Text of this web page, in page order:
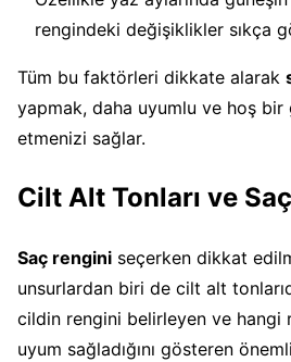
rengindeki değişiklikler sıkça
Tüm bu faktörleri dikkate alarak
yapmak, daha uyumlu ve hoş bir
etmenizi sağlar.
Cilt Alt Tonları ve
Saç rengini seçerken dikkat
unsurlardan biri de cilt alt
cildin rengini belirleyen ve hangi
uyum sağladığını gösteren